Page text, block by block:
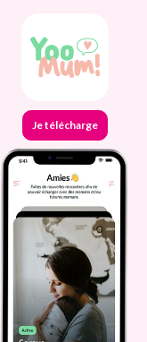
Je télécharge